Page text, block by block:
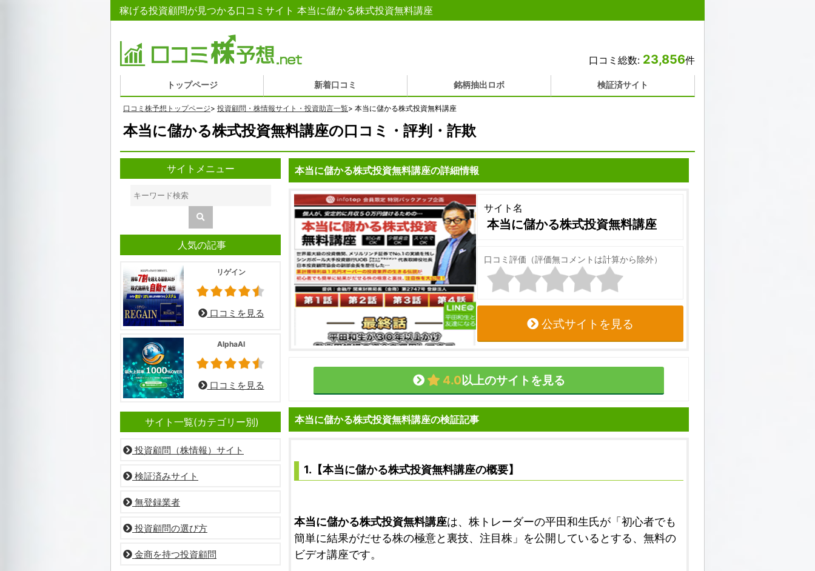
稼げる投資顧問が見つかる口コミサイト 本当に儲かる株式投資無料講座
口コミ総数: 23,856件
トップページ 新着口コミ 銘柄抽出ロボ 検証済サイト
口コミ株予想トップページ> 投資顧問・株情報サイト・投資助言一覧> 本当に儲かる株式投資無料講座
本当に儲かる株式投資無料講座の口コミ・評判・詐欺
本当に儲かる株式投資無料講座の詳細情報
サイト名
本当に儲かる株式投資無料講座
口コミ評価（評価無コメントは計算から除外）
公式サイトを見る
4.0以上のサイトを見る
本当に儲かる株式投資無料講座の検証記事
1.【本当に儲かる株式投資無料講座の概要】
本当に儲かる株式投資無料講座は、株トレーダーの平田和生氏が「初心者でも
簡単に結果がだせる株の極意と裏技、注目株」を公開しているとする、無料の
ビデオ講座です。
サイトメニュー
人気の記事
リゲイン
口コミを見る
AlphaAI
口コミを見る
サイト一覧(カテゴリー別)
投資顧問（株情報）サイト
検証済みサイト
無登録業者
投資顧問の選び方
金商を持つ投資顧問